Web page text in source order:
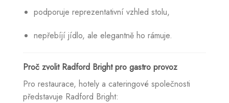
podporuje reprezentativní vzhled stolu,
nepřebíjí jídlo, ale elegantně ho rámuje.
Proč zvolit Radford Bright pro gastro provoz
Pro restaurace, hotely a cateringové společnosti
představuje Radford Bright: